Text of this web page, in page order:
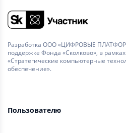
Разработка ООО «ЦИФРОВЫЕ
поддержке Фонда «Сколково», в
«Стратегические компьютерные
обеспечение».
Пользователю